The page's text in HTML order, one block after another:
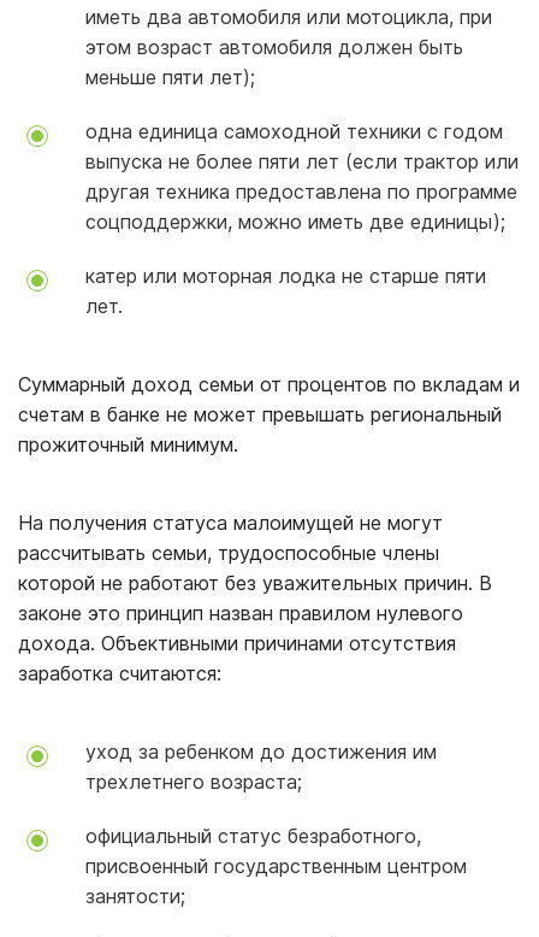
иметь два автомобиля или мотоцикла, при
этом возраст автомобиля должен быть
меньше пяти лет);
одна единица самоходной техники с годом
выпуска не более пяти лет (если трактор или
другая техника предоставлена по программе
соцподдержки, можно иметь две единицы);
катер или моторная лодка не старше пяти
лет.
Суммарный доход семьи от процентов по вкладам и
счетам в банке не может превышать региональный
прожиточный минимум.
На получения статуса малоимущей не могут
рассчитывать семьи, трудоспособные члены
которой не работают без уважительных причин. В
законе это принцип назван правилом нулевого
дохода. Объективными причинами отсутствия
заработка считаются:
уход за ребенком до достижения им
трехлетнего возраста;
официальный статус безработного,
присвоенный государственным центром
занятости;